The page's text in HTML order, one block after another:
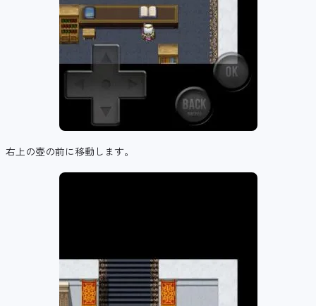
右上の壺の前に移動します。